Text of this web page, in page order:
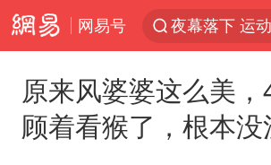
网易号
夜幕落下 运
改名后的“青
段绚竞因公牺
原来风婆婆这么美
顾着看猴了，根本没